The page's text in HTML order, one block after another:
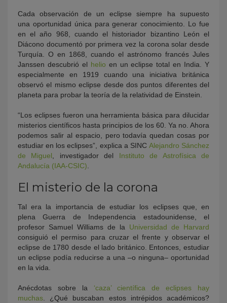
Cada observación de un eclipse siempre ha supuesto
una oportunidad única para generar conocimiento. Lo fue
en el año 968, cuando el historiador bizantino León el
Diácono documentó por primera vez la corona solar desde
Turquía. O en 1868, cuando el astrónomo francés Jules
Janssen descubrió el helio en un eclipse total en India. Y
especialmente en 1919 cuando una iniciativa británica
observó el mismo eclipse desde dos puntos diferentes del
planeta para probar la teoría de la relatividad de Einstein.
“Los eclipses fueron una herramienta básica para dilucidar
misterios científicos hasta principios de los 60. Ya no. Ahora
podemos salir al espacio, pero todavía quedan cosas por
estudiar en los eclipses”, explica a SINC Alejandro Sánchez
de Miguel , investigador del Instituto de Astrofísica de
Andalucía (IAA-CSIC)
El misterio de la corona
Tal era la importancia de estudiar los eclipses que, en
plena Guerra de Independencia estadounidense, el
profesor Samuel Williams de la Universidad de Harvard
consiguió el permiso para cruzar el frente y observar el
eclipse de 1780 desde el lado británico. Entonces, estudiar
un eclipse podía reducirse a una –o ninguna– oportunidad
en la vida.
Anécdotas sobre la ‘caza’ científica de eclipses hay
muchas . ¿Qué buscaban estos intrépidos académicos?